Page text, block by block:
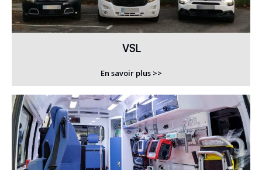
VSL
En savoir plus >>